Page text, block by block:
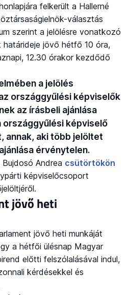
felkerült a Hallerné
választás
szerint a jelölésre vonatkozó
határideje jövő hétfő 10 óra,
12.30 órakor kezdődő
a jelölés
országgyűlési képviselők
az írásbeli ajánlása
országgyűlési képviselő
annak, aki több jelöltet
érvénytelen.
Andrea csütörtökön
képviselőcsoport
jövő heti
jövő heti munkáját
a hétfői ülésnap Magyar
előtti felszólalásával indul,
kérdésekkel és